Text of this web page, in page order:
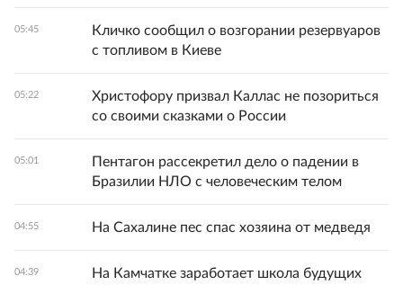
05:45
Кличко сообщил о возгорании резервуаров
с топливом в Киеве
05:22
Христофору призвал Каллас не позориться
со своими сказками о России
05:01
Пентагон рассекретил дело о падении в
Бразилии НЛО с человеческим телом
04:55 На Сахалине пес спас хозяина от медведя
04:39
На Камчатке заработает школа будущих